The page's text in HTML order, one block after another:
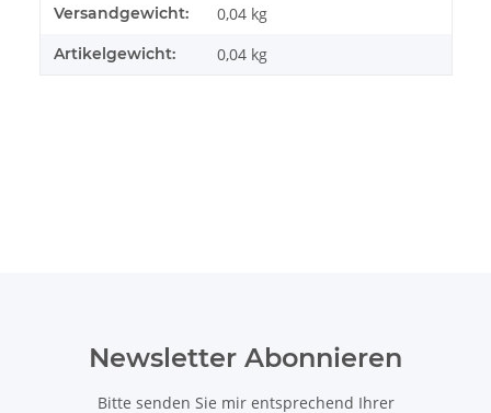
Produkteigenschaft
Wert
Versandgewicht: 0,04 kg
Artikelgewicht: 0,04 kg
Newsletter Abonnieren
Bitte senden Sie mir entsprechend Ihrer